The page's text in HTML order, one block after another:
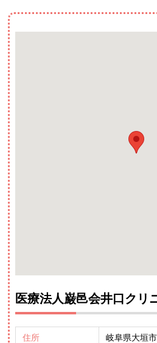
医療法人巌邑会井口クリ
住所 岐阜県大垣